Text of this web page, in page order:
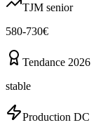
TJM senior
580-730€
Tendance 2026
stable
Production DC